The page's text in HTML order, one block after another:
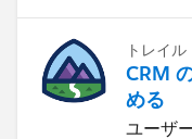
トレイル
CRM
める
ユーザ